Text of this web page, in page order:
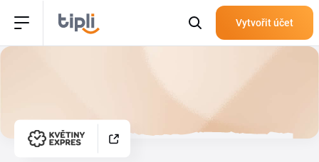
Vytvořit účet